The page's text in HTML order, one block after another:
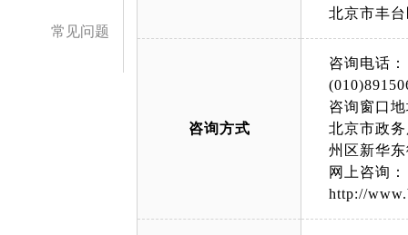
常见问题
北京市丰
咨询方式
咨询电话：
咨询窗口
北京市政
州区新华
网上咨询：
http://